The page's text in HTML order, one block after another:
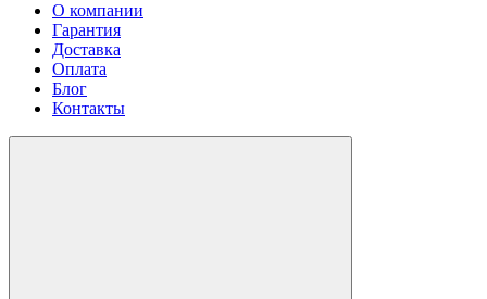
О компании
Гарантия
Доставка
Оплата
Блог
Контакты